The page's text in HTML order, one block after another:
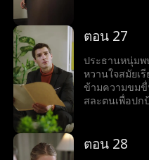
ตอน 27
ประธานหนุ่มพ
หวานใจสมัยเ
ข้ามความขมขื่
สละตนเพื่อปก
ตอน 28